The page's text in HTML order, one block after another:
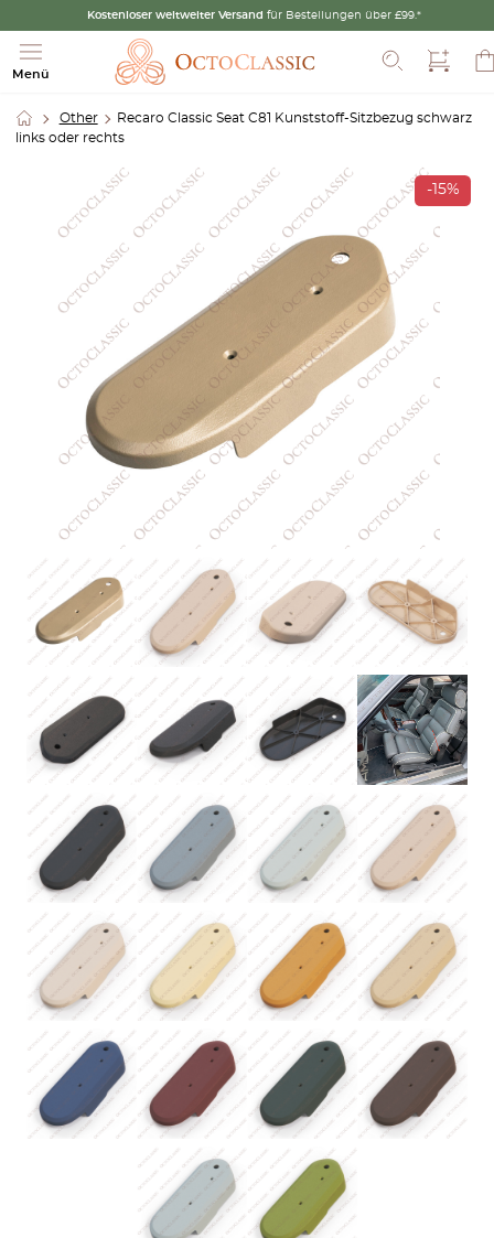
Kostenloser weltweiter Versand für Bestellungen über £99.*
Menü
Other
Recaro Classic Seat C81 Kunststoff-Sitzbezug schwarz
links oder rechts
-15%